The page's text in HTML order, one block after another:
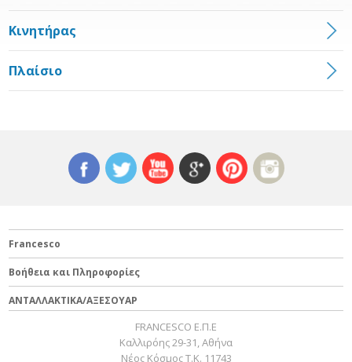
Κινητήρας
Πλαίσιο
Francesco
Βοήθεια και Πληροφορίες
ΑΝΤΑΛΛΑΚΤΙΚΑ/ΑΞΕΣΟΥΑΡ
FRANCESCO Ε.Π.Ε
Καλλιρόης 29-31, Αθήνα
Νέος Κόσμος Τ.Κ. 11743